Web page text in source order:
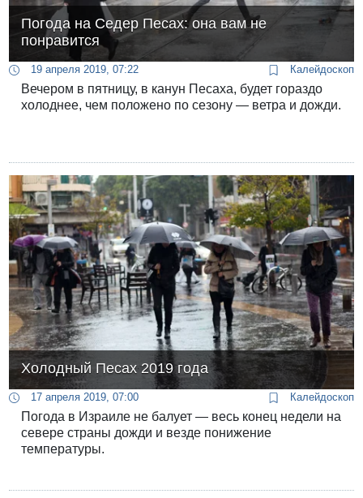
Погода на Седер Песах: она вам не
понравится
19 апреля 2019, 07:22 Калейдоскоп
Вечером в пятницу, в канун Песаха, будет гораздо
холоднее, чем положено по сезону — ветра и дожди.
Холодный Песах 2019 года
17 апреля 2019, 07:00 Калейдоскоп
Погода в Израиле не балует — весь конец недели на
севере страны дожди и везде понижение
температуры.